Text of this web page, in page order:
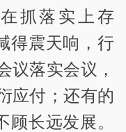
抓落实上存
得震天响，行
议落实会议，
应付；还有的
顾长远发展。